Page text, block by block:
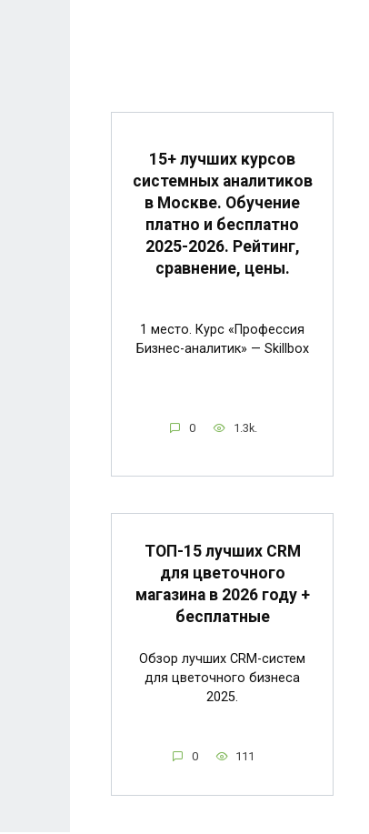
15+ лучших курсов
системных аналитиков
в Москве. Обучение
платно и бесплатно
2025-2026. Рейтинг,
сравнение, цены.
1 место. Курс «Профессия
Бизнес-аналитик» — Skillbox
0 1.3k.
ТОП-15 лучших CRM
для цветочного
магазина в 2026 году +
бесплатные
Обзор лучших CRM-систем
для цветочного бизнеса
2025.
0 111